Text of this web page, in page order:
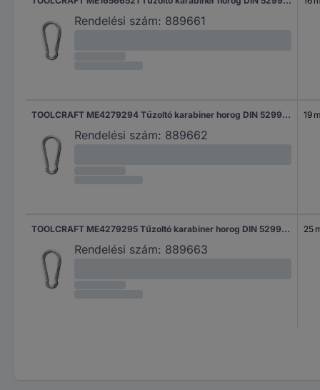
Rendelési szám: 889661
TOOLCRAFT ME4279294 Tűzoltó karabiner horog DIN 5299 (H x Sz) 140 mm x 12 mm 1 db
Rendelési szám: 889662
19
TOOLCRAFT ME4279295 Tűzoltó karabiner horog DIN 5299 (H x Sz) 160 mm x 13 mm 1 db
Rendelési szám: 889663
25